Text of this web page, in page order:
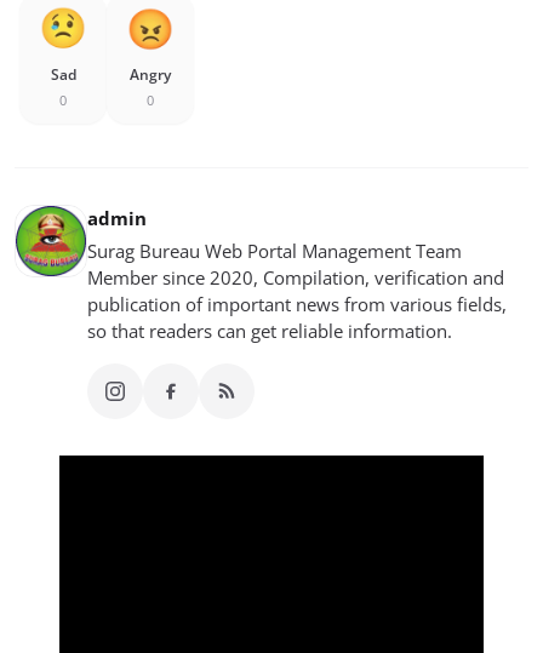
Sad
0
Angry
0
admin
Surag Bureau Web Portal Management Team
Member since 2020, Compilation, verification and
publication of important news from various fields,
so that readers can get reliable information.